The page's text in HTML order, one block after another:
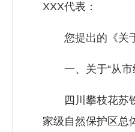
XXX代表：
您提出的《关于
一、关于“从市
四川攀枝花苏铁
家级自然保护区总